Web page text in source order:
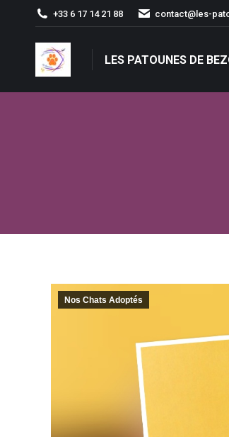
+33 6 17 14 21 88 contact@les-
LES PATOUNES DE
Nos Chats Adoptés